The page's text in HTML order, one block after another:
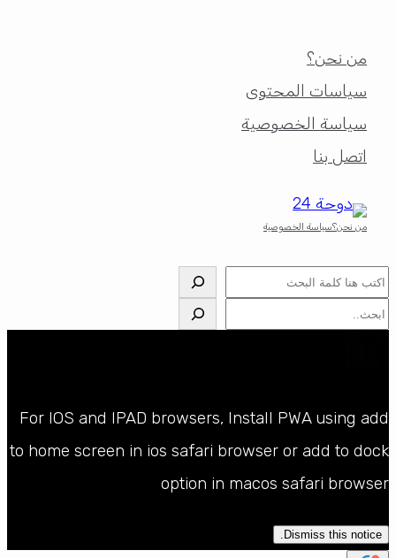
من نحن؟
سياسات المحتوى
سياسة الخصوصية
اتصل بنا
من نحن؟سياسة الخصوصية
البحث
البحث
For IOS and IPAD browsers, Install PWA using add
to home screen in ios safari browser or add to dock
option in macos safari browser
Dismiss this notice.